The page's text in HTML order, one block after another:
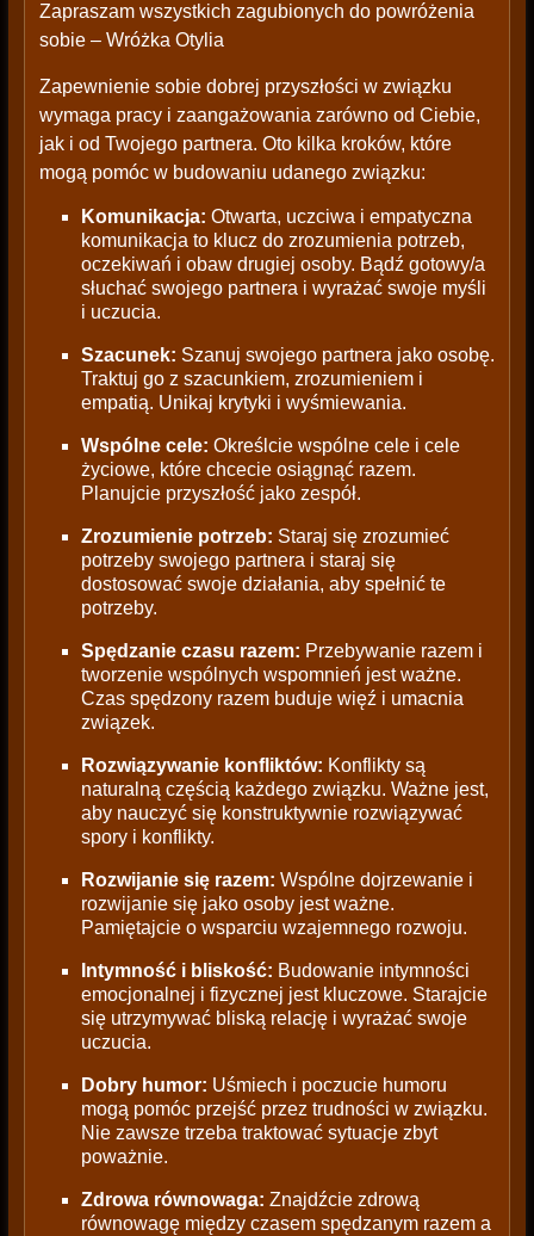
Zapraszam wszystkich zagubionych do powróżenia
sobie – Wróżka Otylia
Zapewnienie sobie dobrej przyszłości w związku
wymaga pracy i zaangażowania zarówno od Ciebie,
jak i od Twojego partnera. Oto kilka kroków, które
mogą pomóc w budowaniu udanego związku:
Komunikacja: Otwarta, uczciwa i empatyczna
komunikacja to klucz do zrozumienia potrzeb,
oczekiwań i obaw drugiej osoby. Bądź gotowy/a
słuchać swojego partnera i wyrażać swoje myśli
i uczucia.
Szacunek: Szanuj swojego partnera jako osobę.
Traktuj go z szacunkiem, zrozumieniem i
empatią. Unikaj krytyki i wyśmiewania.
Wspólne cele: Określcie wspólne cele i cele
życiowe, które chcecie osiągnąć razem.
Planujcie przyszłość jako zespół.
Zrozumienie potrzeb: Staraj się zrozumieć
potrzeby swojego partnera i staraj się
dostosować swoje działania, aby spełnić te
potrzeby.
Spędzanie czasu razem: Przebywanie razem i
tworzenie wspólnych wspomnień jest ważne.
Czas spędzony razem buduje więź i umacnia
związek.
Rozwiązywanie konfliktów: Konflikty są
naturalną częścią każdego związku. Ważne jest,
aby nauczyć się konstruktywnie rozwiązywać
spory i konflikty.
Rozwijanie się razem: Wspólne dojrzewanie i
rozwijanie się jako osoby jest ważne.
Pamiętajcie o wsparciu wzajemnego rozwoju.
Intymność i bliskość: Budowanie intymności
emocjonalnej i fizycznej jest kluczowe. Starajcie
się utrzymywać bliską relację i wyrażać swoje
uczucia.
Dobry humor: Uśmiech i poczucie humoru
mogą pomóc przejść przez trudności w związku.
Nie zawsze trzeba traktować sytuacje zbyt
poważnie.
Zdrowa równowaga: Znajdźcie zdrową
równowagę między czasem spędzanym razem a